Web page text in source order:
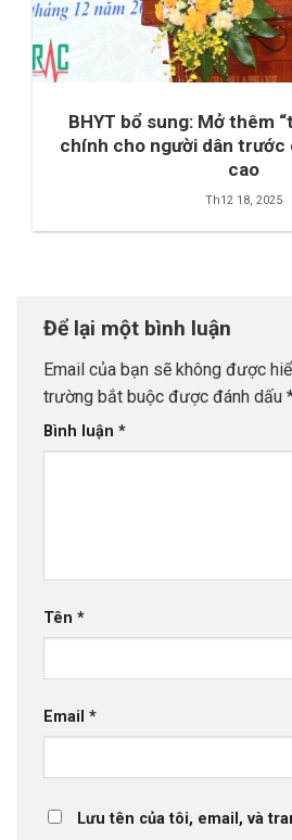
BHYT bổ sung: Mở thêm
chính cho người dân trước
cao
Th12 18, 2025
Để lại một bình luận
Email của bạn sẽ không được
trường bắt buộc được đánh dấu
Bình luận *
Tên *
Email *
Lưu tên của tôi, email, và